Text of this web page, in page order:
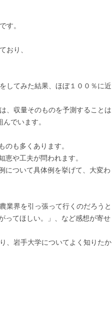
す。
おり、
してみた結果、ほぼ１００％に近
、収量そのものを予測することは
でいます。
も多くあります。
や工夫が問われます。
について具体例を挙げて、大変わ
業界を引っ張って行くのだろうと
ってほしい。」、など感想が寄せ
、岩手大学についてよく知りたか